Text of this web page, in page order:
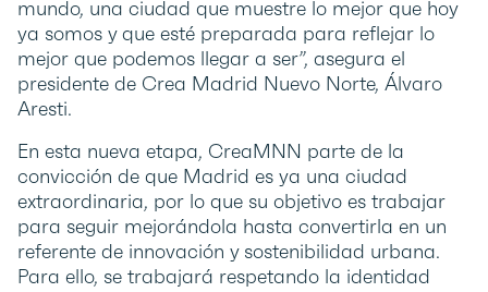
mundo, una ciudad que muestre lo mejor que hoy
ya somos y que esté preparada para reflejar lo
mejor que podemos llegar a ser”, asegura el
presidente de Crea Madrid Nuevo Norte, Álvaro
Aresti.
En esta nueva etapa, CreaMNN parte de la
convicción de que Madrid es ya una ciudad
extraordinaria, por lo que su objetivo es trabajar
para seguir mejorándola hasta convertirla en un
referente de innovación y sostenibilidad urbana.
Para ello, se trabajará respetando la identidad